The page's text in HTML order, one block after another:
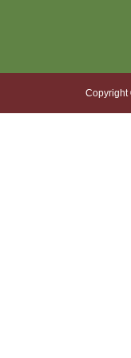
Copyright